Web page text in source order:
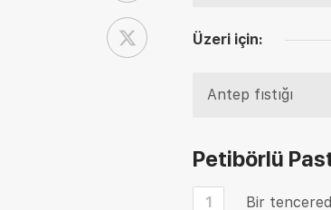
Üzeri için:
Antep fıstığı
Petibörlü
1 Bir